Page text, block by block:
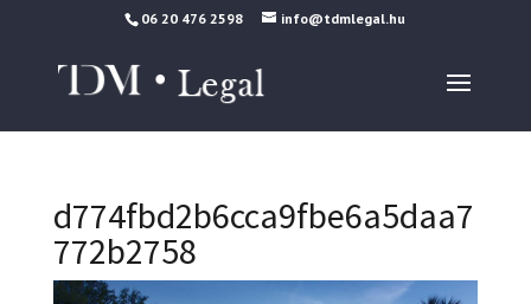
06 20 476 2598 info@tdmlegal.hu
d774fbd2b6cca9fbe6a5daa7
772b2758